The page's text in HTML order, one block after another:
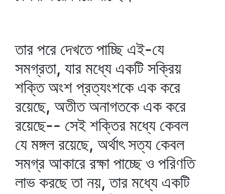
তার পরে দেখতে পাচ্ছি এই-যে
সমগ্রতা, যার মধ্যে একটি সক্রিয়
শক্তি অংশ প্রত্যংশকে এক করে
রয়েছে, অতীত অনাগতকে এক করে
রয়েছে-- সেই শক্তির মধ্যে কেবল
যে মঙ্গল রয়েছে, অর্থাৎ সত্য কেবল
সমগ্র আকারে রক্ষা পাচ্ছে ও পরিণতি
লাভ করছে তা নয়, তার মধ্যে একটি